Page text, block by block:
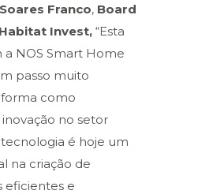
Franco, Board
Invest, “Esta
NOS Smart Home
passo muito
como
no setor
é hoje um
na criação de
eficientes e